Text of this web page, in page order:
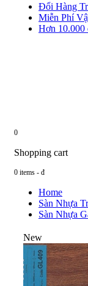
Đổi Hàng
Miễn Phí
Hơn 10.000
0
Shopping cart
0 items - đ
Home
Sàn Nhựa
Sàn Nhựa
New